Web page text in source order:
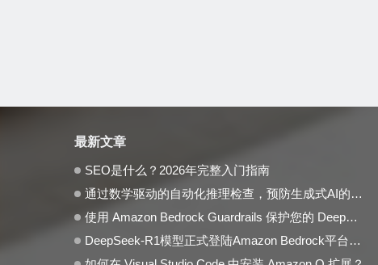
最新文章
SEO是什么？2026年完整入门指南
通过数学驱动的自动化推理检查，预防生成式AI的事实性错误与幻觉问题
使用 Amazon Bedrock Guardrails 保护您的 DeepSeek 模型部署
DeepSeek-R1模型正式登陆Amazon Bedrock平台，开启全托管无服务器新纪元